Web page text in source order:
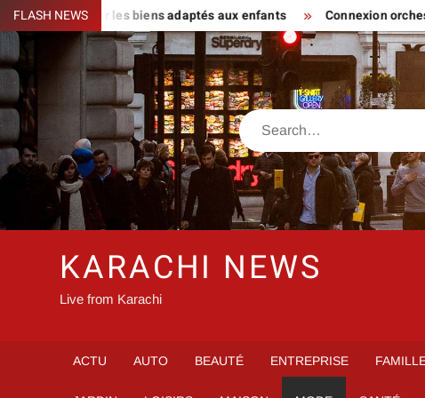
Skip
to
content
FLASH NEWS
: repérer les biens adaptés aux enfants Connexion orchestrav2
Search
KARACHI NEWS
Live from Karachi
ACTU AUTO BEAUTÉ ENTREPRISE